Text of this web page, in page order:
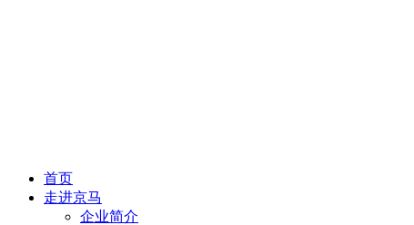
首页
走进京马
企业简介